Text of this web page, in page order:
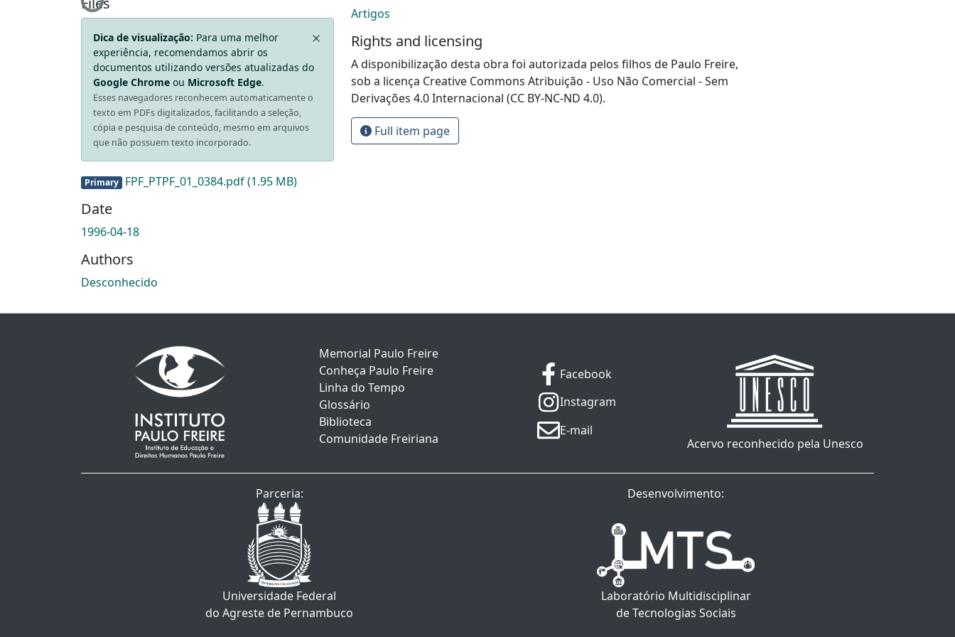
Loading...
Dica de visualização: Para uma melhor
experiência, recomendamos abrir os
documentos utilizando versões atualizadas do
Google Chrome ou Microsoft Edge.
Esses navegadores reconhecem automaticamente o
texto em PDFs digitalizados, facilitando a seleção,
cópia e pesquisa de conteúdo, mesmo em arquivos
que não possuem texto incorporado.
Primary FPF_PTPF_01_0384.pdf(1.95 MB)
Date
1996-04-18
Authors
Desconhecido
Artigos
Rights and licensing
A disponibilização desta obra foi autorizada pelos filhos de Paulo Freire,
sob a licença Creative Commons Atribuição - Uso Não Comercial - Sem
Derivações 4.0 Internacional (CC BY-NC-ND 4.0).
Full item page
Memorial Paulo Freire
Conheça Paulo Freire
Linha do Tempo
Glossário
Biblioteca
Comunidade Freiriana
Facebook
Instagram
E-mail
Acervo reconhecido pela Unesco
Parceria:
Universidade Federal
do Agreste de Pernambuco
Desenvolvimento:
Laboratório Multidisciplinar
de Tecnologias Sociais